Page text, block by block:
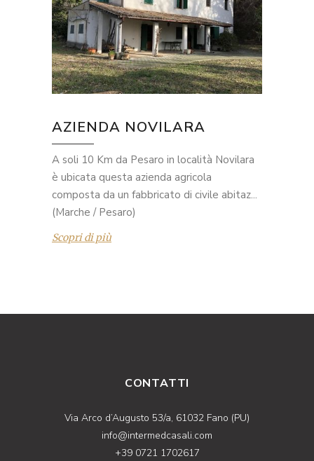
AZIENDA NOVILARA
A soli 10 Km da Pesaro in località Novilara
è ubicata questa azienda agricola
composta da un fabbricato di civile abitaz...
(Marche / Pesaro)
Scopri di più
CONTATTI
Via Arco d’Augusto 53/a, 61032 Fano (PU)
info@intermedcasali.com
+39 0721 1702617